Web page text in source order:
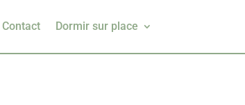
Contact Dormir sur place